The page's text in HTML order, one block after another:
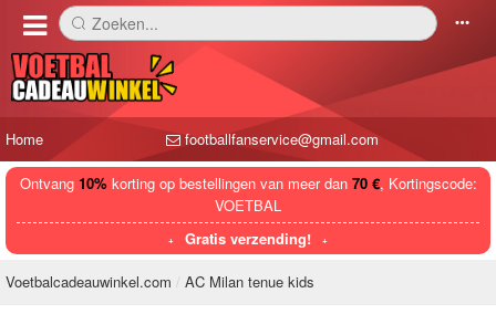
󰅼 Zoeken... 󰄒
Home footballfanservice@gmail.com
Ontvang 10%korting op bestellingen van meer dan 70 €, Kortingscode:
VOETBAL
Gratis verzending!
Voetbalcadeauwinkel.com AC Milan tenue kids